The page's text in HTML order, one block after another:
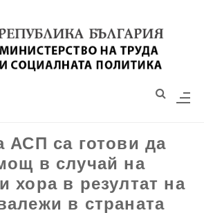
АСП са готови да
в случай на
хора в резултат на
в страната